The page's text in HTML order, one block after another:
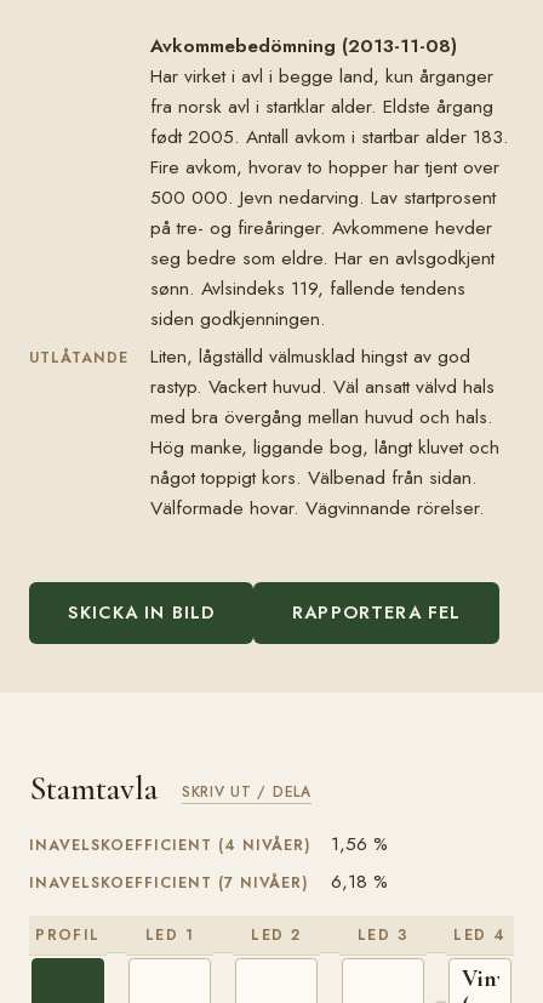
Avkommebedömning (2013-11-08)
Har virket i avl i begge land, kun årganger
fra norsk avl i startklar alder. Eldste årgang
født 2005. Antall avkom i startbar alder 183.
Fire avkom, hvorav to hopper har tjent over
500 000. Jevn nedarving. Lav startprosent
på tre- og fireåringer. Avkommene hevder
seg bedre som eldre. Har en avlsgodkjent
sønn. Avlsindeks 119, fallende tendens
siden godkjenningen.
UTLÅTANDE
Liten, lågställd välmusklad hingst av god
rastyp. Vackert huvud. Väl ansatt välvd hals
med bra övergång mellan huvud och hals.
Hög manke, liggande bog, långt kluvet och
något toppigt kors. Välbenad från sidan.
Välformade hovar. Vägvinnande rörelser.
SKICKA IN BILD RAPPORTERA FEL
Stamtavla SKRIV UT / DELA
INAVELSKOEFFICIENT (4 NIVÅER) 1,56 %
INAVELSKOEFFICIENT (7 NIVÅER) 6,18 %
PROFIL LED 1 LED 2 LED 3 LED 4
Vinvar